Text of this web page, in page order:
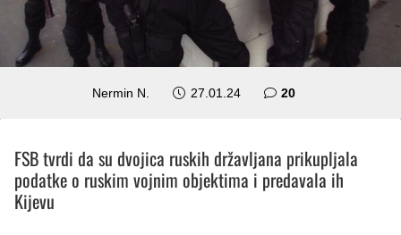
Nermin N. 27.01.24 20komentara
FSB tvrdi da su dvojica ruskih državljana prikupljala
podatke o ruskim vojnim objektima i predavala ih
Kijevu